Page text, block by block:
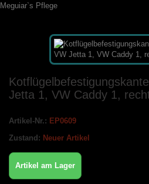
Meguiar`s Pflege
Jetta 1, VW Caddy 1,
Artikel-Nr.: EP0609
Zustand: Neuer Artikel
Artikel am Lager